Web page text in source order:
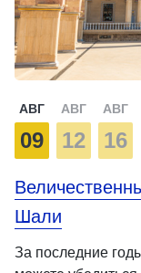
АВГ
09
АВГ
12
АВГ
16
Шали
За последние